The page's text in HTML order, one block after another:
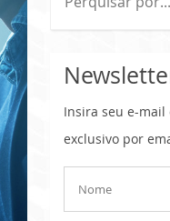
Insira seu e-mail
exclusivo por